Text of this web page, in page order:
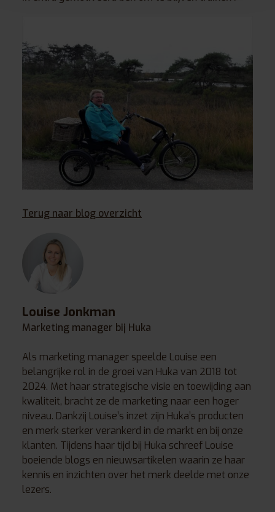
Terug naar blog overzicht
Louise Jonkman
Marketing manager bij Huka
Als marketing manager speelde Louise een
belangrijke rol in de groei van Huka van 2018 tot
2024. Met haar strategische visie en toewijding aan
kwaliteit, bracht ze de marketing naar een hoger
niveau. Dankzij Louise’s inzet zijn Huka’s producten
en merk sterker verankerd in de markt en bij onze
klanten. Tijdens haar tijd bij Huka schreef Louise
boeiende blogs en nieuwsartikelen waarin ze haar
kennis en inzichten over het merk deelde met onze
lezers.